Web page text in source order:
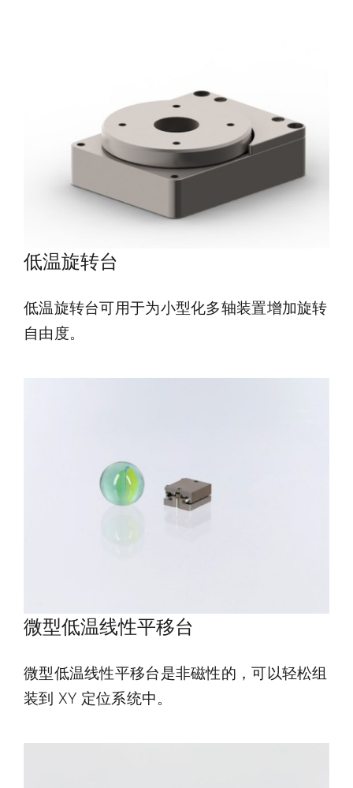
低温旋转台
低温旋转台可用于为小型化多轴装置增加旋转
自由度。
微型低温线性平移台
微型低温线性平移台是非磁性的，可以轻松组
装到 XY 定位系统中。